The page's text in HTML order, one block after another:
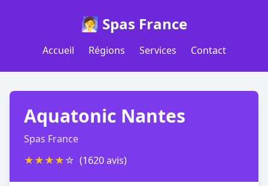
🧖 Spas France
Accueil Régions Services Contact
Aquatonic Nantes
Spas France
★★★★☆ (1620 avis)